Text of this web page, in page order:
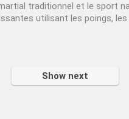
traditionnel et le sport
utilisant les poings, les
Show next